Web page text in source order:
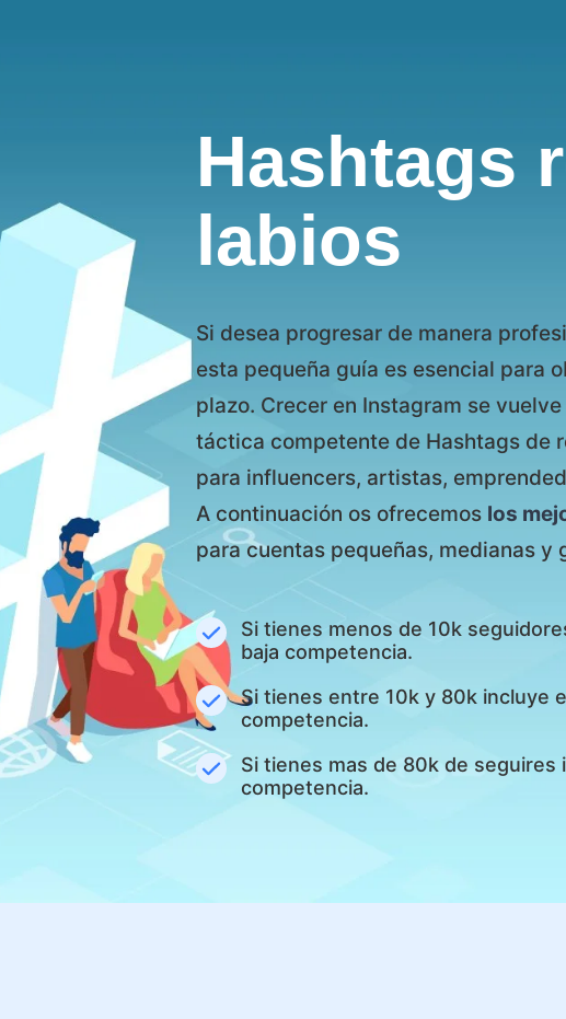
Hashtags
labios
Si desea progresar de manera
esta pequeña guía es esencial para
plazo. Crecer en Instagram se
táctica competente de Hashtags de
para influencers, artistas,
A continuación os ofrecemos los
para cuentas pequeñas, medianas y
Si tienes menos de 10k
baja competencia.
Si tienes entre 10k y 80k incluye
competencia.
Si tienes mas de 80k de seguires
competencia.